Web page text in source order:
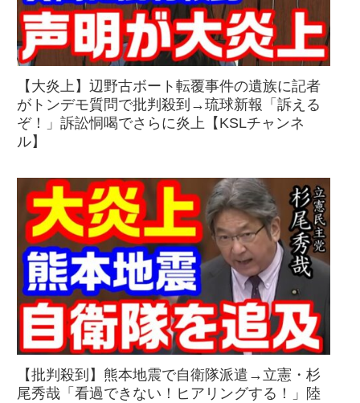
【大炎上】辺野古ボート転覆事件の遺族に記者
がトンデモ質問で批判殺到→琉球新報「訴える
ぞ！」訴訟恫喝でさらに炎上【KSLチャンネ
ル】
【批判殺到】熊本地震で自衛隊派遣→立憲・杉
尾秀哉「看過できない！ヒアリングする！」陸